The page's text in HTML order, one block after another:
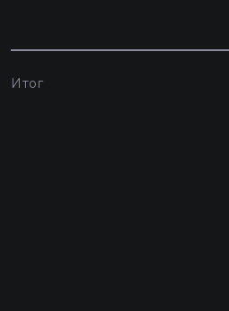
Итог